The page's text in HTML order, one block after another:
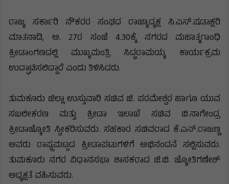
ರಾಜ್ಯ ಸರ್ಕಾರಿ ನೌಕರರ ಸಂಘದ ರಾಜ್ಯಾದ್ಯಕ್ಷ ಸಿ.ಎಸ್.ಷಡಾಕ್ಷರಿ
ಮಾತನಾಡಿ, ಅ. 27ರ ಸಂಜೆ 4.30ಕ್ಕೆ ನಗರದ ಮಹಾತ್ಮಗಾಂಧಿ
ಕ್ರೀಡಾಂಗಣದಲ್ಲಿ ಮುಖ್ಯಮಂತ್ರಿ ಸಿದ್ಧರಾಮಯ್ಯ ಕಾರ್ಯಕ್ರಮ
ಉದ್ಘಾಟಿಸಲಿದ್ದಾರೆ ಎಂದು ತಿಳಿಸಿದರು.
ತುಮಕೂರು ಜಿಲ್ಲಾ ಉಸ್ತುವಾರಿ ಸಚಿವ ಜಿ. ಪರಮೇಶ್ವರ ಹಾಗೂ ಯುವ
ಸಬಲೀಕರಣ ಮತ್ತು ಕ್ರೀಡಾ ಇಲಾಖೆ ಸಚಿವ ಬಿ.ನಾಗೇಂದ್ರ
ಕ್ರೀಡಾಜ್ಯೋತಿ ಸ್ವೀಕರಿಸುವರು. ಸಹಕಾರ ಸಚಿವರಾದ ಕೆ.ಎನ್.ರಾಜಣ್ಣ
ಅವರು ರಾಷ್ಟ್ರಮಟ್ಟದ ಕ್ರೀಡಾಪಟುಗಳಿಗೆ ಅಭಿನಂದನೆ ಸಲ್ಲಿಸುವರು.
ತುಮಕೂರು ನಗರ ವಿಧಾನಸಭಾ ಶಾಸಕರಾದ ಜಿ.ಬಿ. ಜ್ಯೋತಿಗಣೇಶ್
ಅಧ್ಯಕ್ಷತೆ ವಹಿಸುವರು.